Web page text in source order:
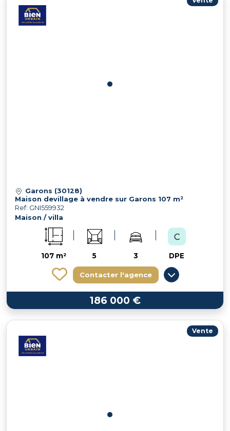
Garons (30128)
Maison devillage à vendre sur Garons 107 m²
Ref: GNI559932
Maison / villa
107 m² 5 3 DPE
Contacter l'agence
186 000 €
Vente